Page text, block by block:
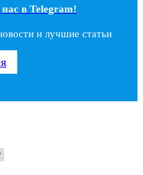
в Telegram!
и лучшие статьи